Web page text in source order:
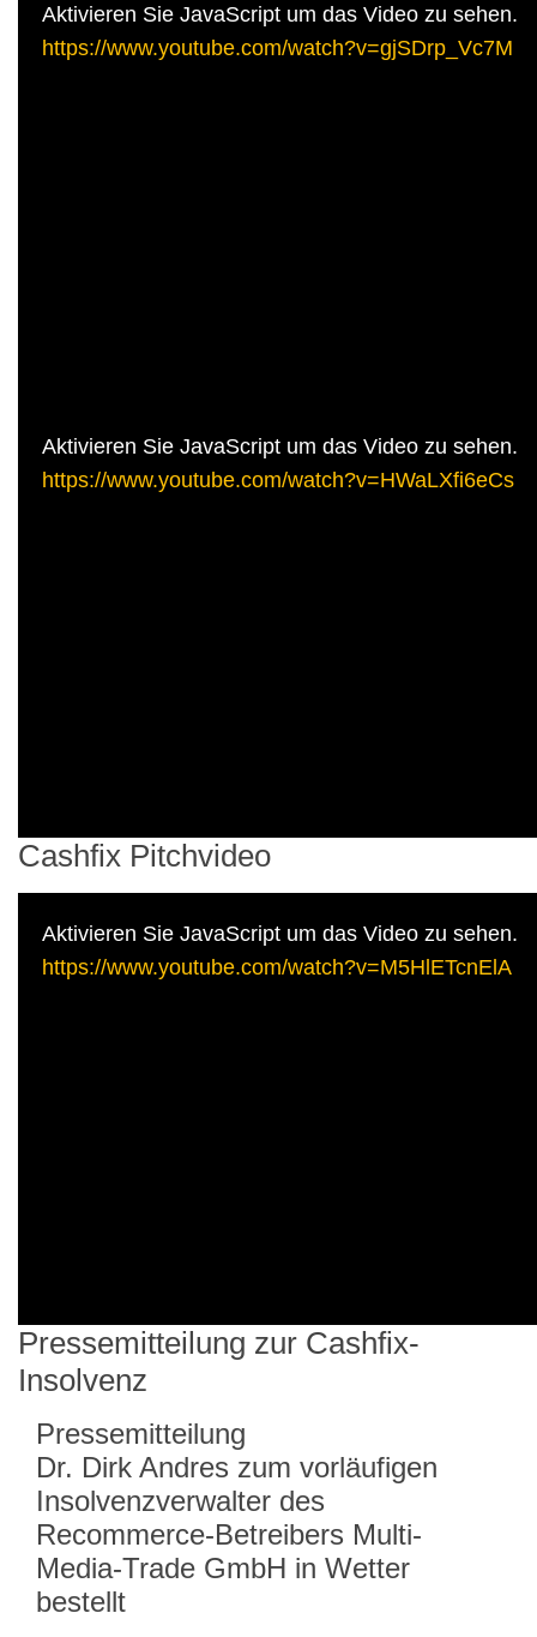
Aktivieren Sie JavaScript um das Video zu sehen.
https://www.youtube.com/watch?v=gjSDrp_Vc7M
Aktivieren Sie JavaScript um das Video zu sehen.
https://www.youtube.com/watch?v=HWaLXfi6eCs
Cashfix Pitchvideo
Aktivieren Sie JavaScript um das Video zu sehen.
https://www.youtube.com/watch?v=M5HlETcnElA
Pressemitteilung zur Cashfix-
Insolvenz
Pressemitteilung
Dr. Dirk Andres zum vorläufigen
Insolvenzverwalter des
Recommerce-Betreibers Multi-
Media-Trade GmbH in Wetter
bestellt